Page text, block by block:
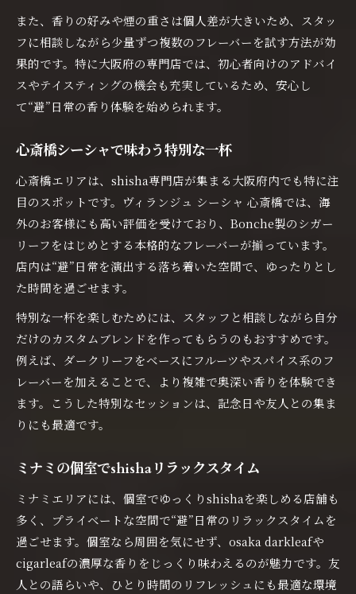
また、香りの好みや煙の重さは個人差が大きいため、スタッ
フに相談しながら少量ずつ複数のフレーバーを試す方法が効
果的です。特に大阪府の専門店では、初心者向けのアドバイ
スやテイスティングの機会も充実しているため、安心し
て“避”日常の香り体験を始められます。
心斎橋シーシャで味わう特別な一杯
心斎橋エリアは、shisha専門店が集まる大阪府内でも特に注
目のスポットです。ヴィランジュ シーシャ 心斎橋では、海
外のお客様にも高い評価を受けており、Bonche製のシガー
リーフをはじめとする本格的なフレーバーが揃っています。
店内は“避”日常を演出する落ち着いた空間で、ゆったりとし
た時間を過ごせます。
特別な一杯を楽しむためには、スタッフと相談しながら自分
だけのカスタムブレンドを作ってもらうのもおすすめです。
例えば、ダークリーフをベースにフルーツやスパイス系のフ
レーバーを加えることで、より複雑で奥深い香りを体験でき
ます。こうした特別なセッションは、記念日や友人との集ま
りにも最適です。
ミナミの個室でshishaリラックスタイム
ミナミエリアには、個室でゆっくりshishaを楽しめる店舗も
多く、プライベートな空間で“避”日常のリラックスタイムを
過ごせます。個室なら周囲を気にせず、osaka darkleafや
cigarleafの濃厚な香りをじっくり味わえるのが魅力です。友
人との語らいや、ひとり時間のリフレッシュにも最適な環境